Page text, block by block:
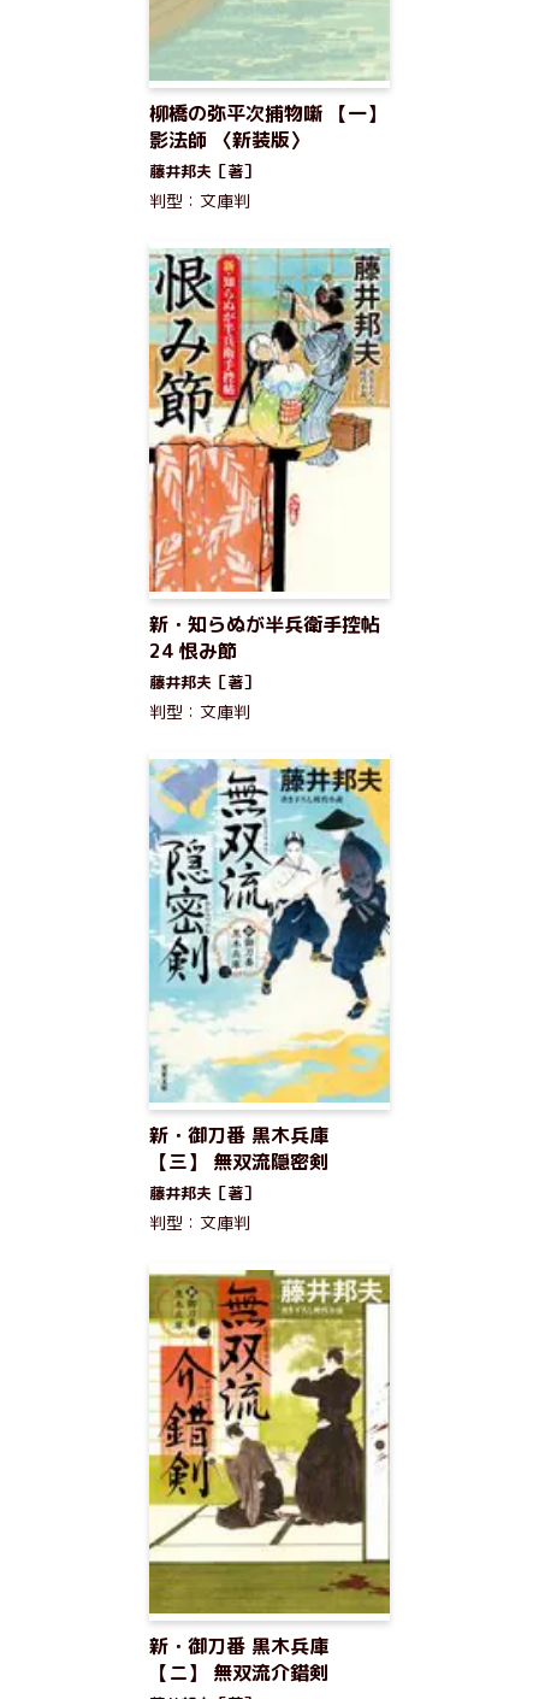
柳橋の弥平次捕物噺 【一】
影法師 〈新装版〉
藤井邦夫［著］
判型：文庫判
新・知らぬが半兵衛手控帖
24 恨み節
藤井邦夫［著］
判型：文庫判
新・御刀番 黒木兵庫
【三】 無双流隠密剣
藤井邦夫［著］
判型：文庫判
新・御刀番 黒木兵庫
【ニ】 無双流介錯剣